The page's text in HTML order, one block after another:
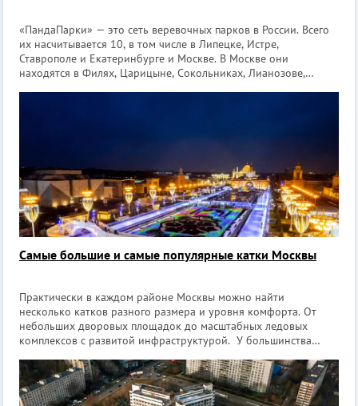
«ПандаПарки» — это сеть веревочных парков в России. Всего
их насчитывается 10, в том числе в Липецке, Истре,
Ставрополе и Екатеринбурге и Москве. В Москве они
находятся в Филях, Царицыне, Сокольниках, Лианозове,
Самые большие и самые популярные катки Москвы
Практически в каждом районе Москвы можно найти
несколько катков разного размера и уровня комфорта. От
небольших дворовых площадок до масштабных ледовых
комплексов с развитой инфраструктурой. У большинства
стоит символическую сумму, т.к. распо